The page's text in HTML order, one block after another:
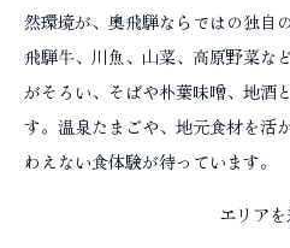
然環境が、奥飛騨ならではの独自
飛騨牛、川魚、山菜、高原野菜な
がそろい、そばや朴葉味噌、地酒
す。温泉たまごや、地元食材を活
わえない食体験が待っています。
エリア